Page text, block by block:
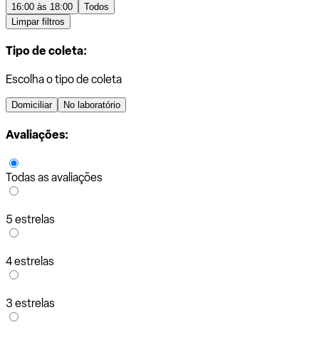
16:00 às 18:00
Todos
Limpar filtros
Tipo de coleta:
Escolha o tipo de coleta
Domiciliar No laboratório
Avaliações:
Todas as avaliações
5 estrelas
4 estrelas
3 estrelas